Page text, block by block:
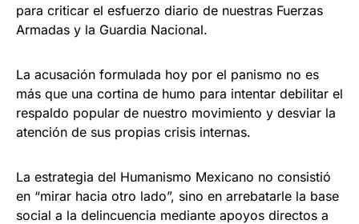
para criticar el esfuerzo diario de nuestras Fuerzas
Armadas y la Guardia Nacional.
La acusación formulada hoy por el panismo no es
más que una cortina de humo para intentar debilitar el
respaldo popular de nuestro movimiento y desviar la
atención de sus propias crisis internas.
La estrategia del Humanismo Mexicano no consistió
en “mirar hacia otro lado”, sino en arrebatarle la base
social a la delincuencia mediante apoyos directos a